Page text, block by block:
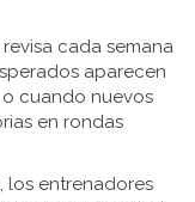
cada semana
aparecen
cuando nuevos
en rondas
los entrenadores